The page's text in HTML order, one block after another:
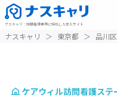
ナスキャリ ： 訪問看護業界に特化した求人サイト
ナスキャリ ＞ 東京都 ＞ 品川区
ケアウィル訪問看護ステ